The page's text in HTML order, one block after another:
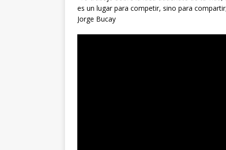
es un lugar para competir, sino para
Jorge Bucay